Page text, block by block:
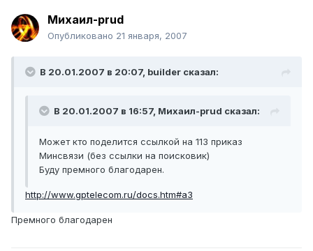
Михаил-prud
Опубликовано 21 января, 2007
В 20.01.2007 в 20:07, builder сказал:
В 20.01.2007 в 16:57, Михаил-prud сказал:
Может кто поделится ссылкой на 113 приказ
Минсвязи (без ссылки на поисковик)
Буду премного благодарен.
http://www.gptelecom.ru/docs.htm#a3
Премного благодарен